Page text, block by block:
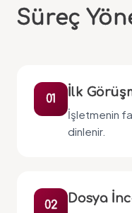
Süreç
01 İlk
İşletmenin
dinlenir.
02 Dosya